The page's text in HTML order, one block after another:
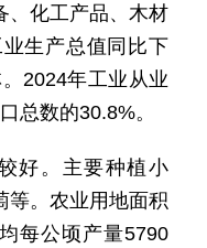
、化工产品、木材
生产总值同比下
2024年工业从业
总数的30.8%。
好。主要种植小
等。农业用地面积
每公顷产量5790